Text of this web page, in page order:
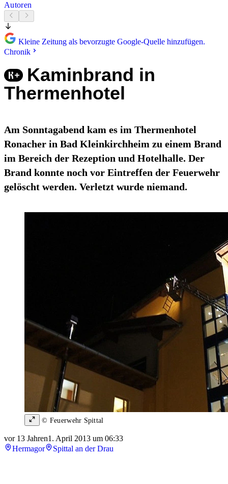
Autoren
Kleine Zeitung als bevorzugte Google-Quelle hinzufügen.
Chronik
Kaminbrand in
Thermenhotel
Am Sonntagabend kam es im Thermenhotel
Ronacher in Bad Kleinkirchheim zu einem Brand
im Bereich der Rezeption und Hotelhalle. Der
Brand konnte noch vor Eintreffen der Feuerwehr
gelöscht werden. Verletzt wurde niemand.
© Feuerwehr Spittal
vor 13 Jahren1. April 2013 um 06:33
Hermagor
Spittal an der Drau